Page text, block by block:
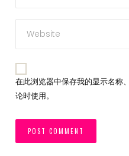
在此浏览器中保存我的显示名称
论时使用。